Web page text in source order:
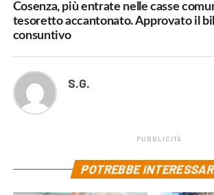
Cosenza, più entrate nelle casse
tesoretto accantonato. Approvato il
consuntivo
S.G.
PUBBLICITÀ
POTREBBE